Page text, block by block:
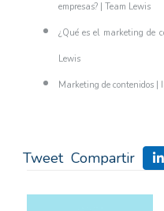
empresas? | Team Lewis
¿Qué es el marketing de
Lewis
Marketing de contenidos
Tweet Compartir